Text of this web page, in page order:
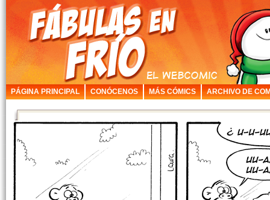
PÁGINA PRINCIPAL CONÓCENOS MÁS CÓMICS ARCHIVO DE